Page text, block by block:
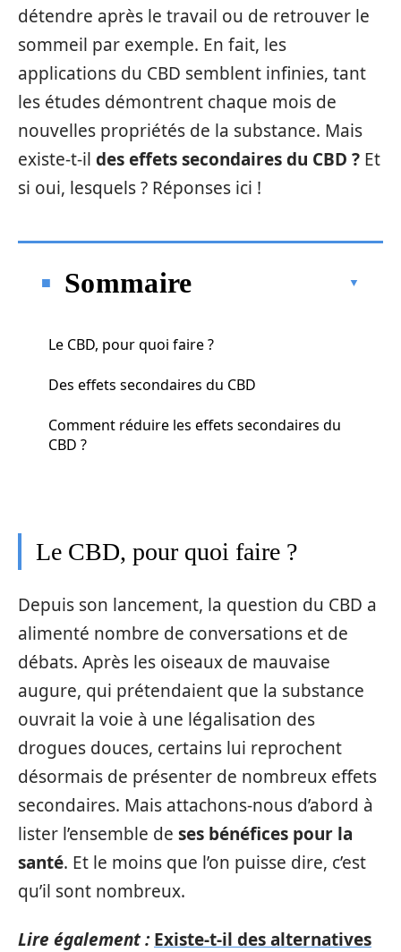
détendre après le travail ou de retrouver le
sommeil par exemple. En fait, les
applications du CBD semblent infinies, tant
les études démontrent chaque mois de
nouvelles propriétés de la substance. Mais
existe-t-il des effets secondaires du CBD ? Et
si oui, lesquels ? Réponses ici !
Sommaire
Le CBD, pour quoi faire ?
Des effets secondaires du CBD
Comment réduire les effets secondaires du
CBD ?
Le CBD, pour quoi faire ?
Depuis son lancement, la question du CBD a
alimenté nombre de conversations et de
débats. Après les oiseaux de mauvaise
augure, qui prétendaient que la substance
ouvrait la voie à une légalisation des
drogues douces, certains lui reprochent
désormais de présenter de nombreux effets
secondaires. Mais attachons-nous d’abord à
lister l’ensemble de ses bénéfices pour la
santé. Et le moins que l’on puisse dire, c’est
qu’il sont nombreux.
Lire également : Existe-t-il des alternatives